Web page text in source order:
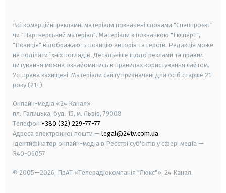
Всі комерційні рекламні матеріали позначені словами "Спецпроєкт"
чи "Партнерський матеріал". Матеріали з позначкою "Експерт",
"Позиція" відображають позицію авторів та героїв. Редакція може
не поділяти їхніх поглядів. Детальніше щодо реклами та правил
цитування можна ознайомитись в правилах користування сайтом.
Усі права захищені. Матеріали сайту призначені для осіб старше 21
року (21+)
Онлайн-медіа «24 Канал»
пл. Галицька, буд. 15, м. Львів, 79008
Телефон +380 (32) 229-77-77
Адреса електронної пошти — legal@24tv.com.ua
Ідентифікатор онлайн-медіа в Реєстрі суб'єктів у сфері медіа —
R40-06057
© 2005—2026, ПрАТ «Телерадіокомпанія "Люкс"», 24 Канал.